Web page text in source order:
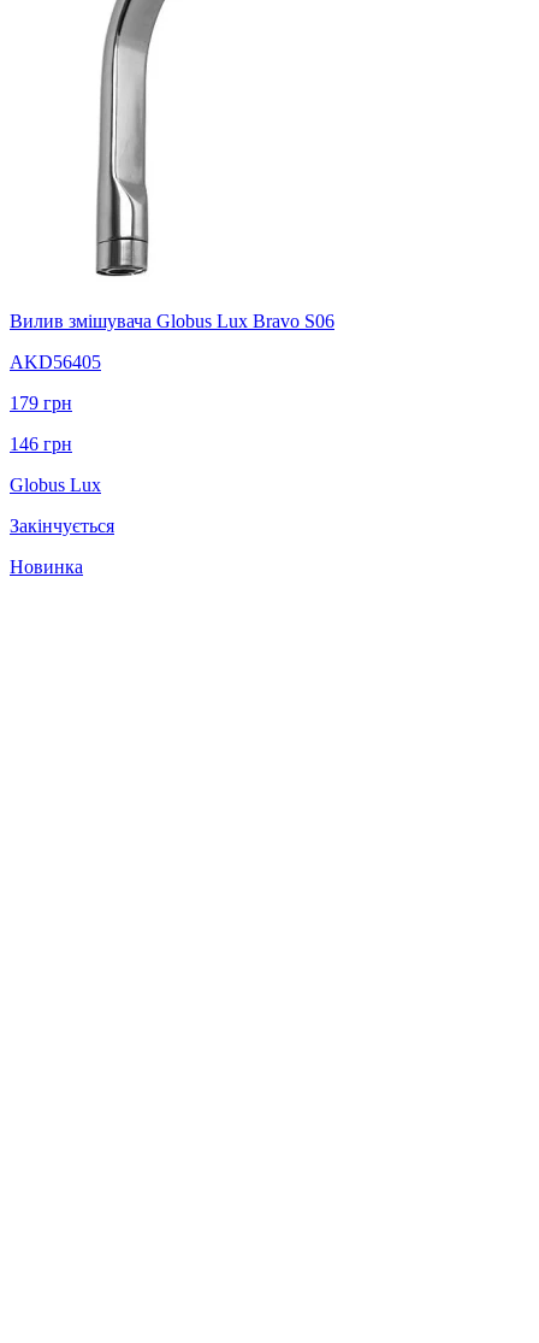
Вилив змішувача Globus Lux Bravo S06
AKD56405
179 грн
146 грн
Globus Lux
Закінчується
Новинка